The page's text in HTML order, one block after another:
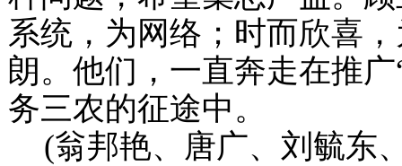
系统，为网络；时而欣喜
朗。他们，一直奔走在推
务三农的征途中。
(翁邦艳、唐广、刘毓东